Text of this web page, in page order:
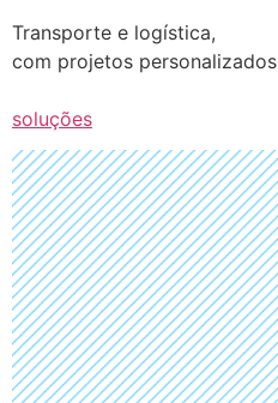
Transporte e logística,
com projetos
soluções